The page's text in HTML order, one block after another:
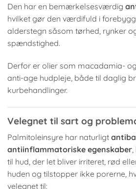
Den har en bemærkelsesværdig
hvilket gør den værdifuld i
alderstegn såsom tørhed, rynker
spændstighed.
Derfor er olier som macadamia- og
anti-age hudpleje, både til daglig
kurbehandlinger.
Velegnet til sart og
Palmitoleinsyre har naturligt
antiinflammatoriske egenskaber,
til hud, der let bliver irriteret, rød
huden og tilstopper ikke porerne,
velegnet til: